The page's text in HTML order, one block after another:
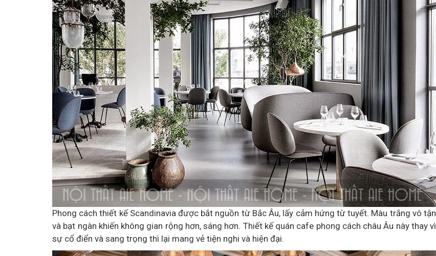
Phong cách thiết kế Scandinavia được bắt nguồn từ Bắc Âu, lấy cảm hứng từ tuyết. Màu trắng vô tận
và bạt ngàn khiến không gian rộng hơn, sáng hơn. Thiết kế quán cafe phong cách châu Âu này thay vì
sự cổ điển và sang trọng thì lại mang vẻ tiện nghi và hiện đại.